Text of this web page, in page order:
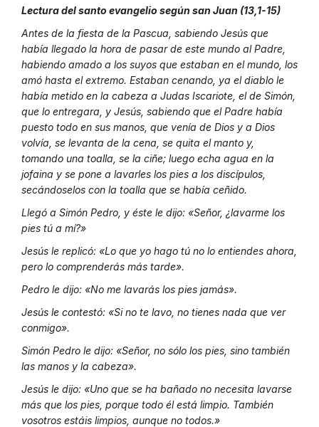
Lectura del santo evangelio según san Juan (13,1-15)
Antes de la fiesta de la Pascua, sabiendo Jesús que
había llegado la hora de pasar de este mundo al Padre,
habiendo amado a los suyos que estaban en el mundo, los
amó hasta el extremo. Estaban cenando, ya el diablo le
había metido en la cabeza a Judas Iscariote, el de Simón,
que lo entregara, y Jesús, sabiendo que el Padre había
puesto todo en sus manos, que venía de Dios y a Dios
volvía, se levanta de la cena, se quita el manto y,
tomando una toalla, se la ciñe; luego echa agua en la
jofaina y se pone a lavarles los pies a los discípulos,
secándoselos con la toalla que se había ceñido.
Llegó a Simón Pedro, y éste le dijo: «Señor, ¿lavarme los
pies tú a mí?»
Jesús le replicó: «Lo que yo hago tú no lo entiendes ahora,
pero lo comprenderás más tarde».
Pedro le dijo: «No me lavarás los pies jamás».
Jesús le contestó: «Si no te lavo, no tienes nada que ver
conmigo».
Simón Pedro le dijo: «Señor, no sólo los pies, sino también
las manos y la cabeza».
Jesús le dijo: «Uno que se ha bañado no necesita lavarse
más que los pies, porque todo él está limpio. También
vosotros estáis limpios, aunque no todos.»